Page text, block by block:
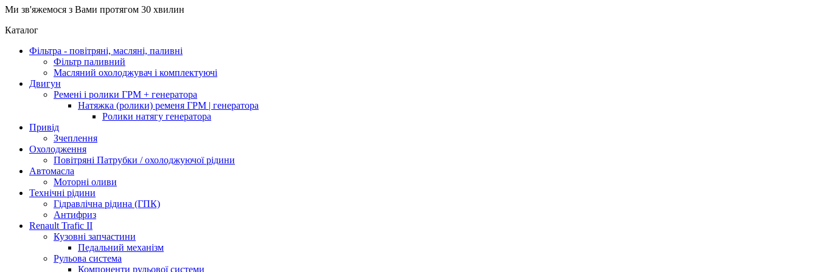
Ми зв'яжемося з Вами протягом 30 хвилин
Каталог
Фільтра - повітряні, масляні, паливні
Фільтр паливний
Масляний охолоджувач і комплектуючі
Двигун
Ремені і ролики ГРМ + генератора
Натяжка (ролики) ременя ГРМ | генератора
Ролики натягу генератора
Привід
Зчеплення
Охолодження
Повітряні Патрубки / охолоджуючої рідини
Автомасла
Моторні оливи
Технічні рідини
Гідравлічна рідина (ГПК)
Антифриз
Renault Trafic II
Кузовні запчастини
Педальний механізм
Рульова система
Компоненти рульової системи